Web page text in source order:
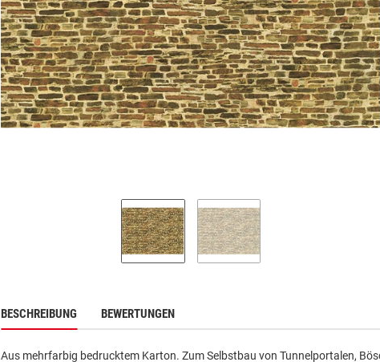
BESCHREIBUNG BEWERTUNGEN
Aus mehrfarbig bedrucktem Karton. Zum Selbstbau von Tunnelportalen,